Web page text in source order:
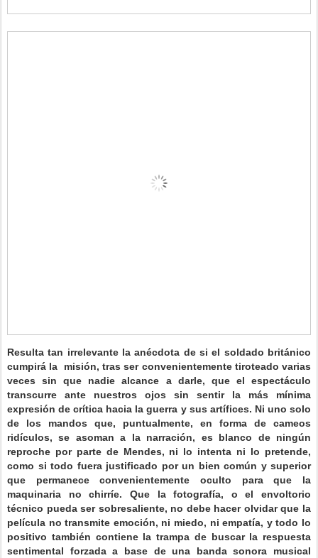
Resulta tan irrelevante la anécdota de si el soldado británico
cumpirá la misión, tras ser convenientemente tiroteado varias
veces sin que nadie alcance a darle, que el espectáculo
transcurre ante nuestros ojos sin sentir la más mínima
expresión de crítica hacia la guerra y sus artífices. Ni uno solo
de los mandos que, puntualmente, en forma de cameos
ridículos, se asoman a la narración, es blanco de ningún
reproche por parte de Mendes, ni lo intenta ni lo pretende,
como si todo fuera justificado por un bien común y superior
que permanece convenientemente oculto para que la
maquinaria no chirríe. Que la fotografía, o el envoltorio
técnico pueda ser sobresaliente, no debe hacer olvidar que la
película no transmite emoción, ni miedo, ni empatía, y todo lo
positivo también contiene la trampa de buscar la respuesta
sentimental forzada a base de una banda sonora musical